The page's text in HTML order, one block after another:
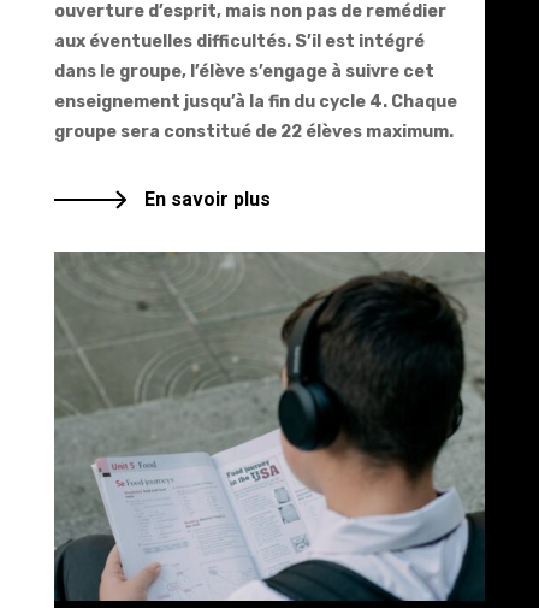
ouverture d’esprit, mais non pas de remédier
aux éventuelles difficultés. S’il est intégré
dans le groupe, l’élève s’engage à suivre cet
enseignement jusqu’à la fin du cycle 4. Chaque
groupe sera constitué de 22 élèves maximum.
En savoir plus